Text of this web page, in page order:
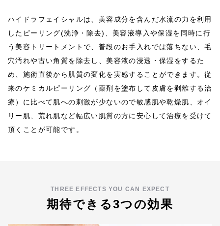
ハイドラフェイシャルは、美容成分を含んだ水流の力を利用
したピーリング(洗浄・除去)、美容液導入や保湿を同時に行
う美容トリートメントで、普段のお手入れでは落ちない、毛
穴汚れや古い角質を除去し、美容液の浸透・保湿をするた
め、施術直後から肌質の変化を実感することができます。従
来のケミカルピーリング（薬剤を塗布して皮膚を剥離する治
療）に比べて肌への刺激が少ないので敏感肌や乾燥肌、オイ
リー肌、荒れ肌など幅広い肌質の方に安心して治療を受けて
頂くことが可能です。
THREE EFFECTS YOU CAN EXPECT
期待できる3つの効果